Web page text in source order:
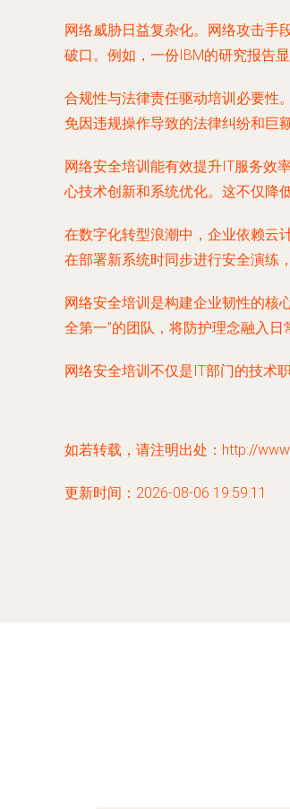
网络威胁日益复杂化。网络攻击手
破口。例如，一份IBM的研究报告
合规性与法律责任驱动培训必要性
免因违规操作导致的法律纠纷和巨
网络安全培训能有效提升IT服务效
心技术创新和系统优化。这不仅降
在数字化转型浪潮中，企业依赖云
在部署新系统时同步进行安全演练
网络安全培训是构建企业韧性的核
全第一”的团队，将防护理念融入
网络安全培训不仅是IT部门的技术
如若转载，请注明出处：http://
更新时间：2026-08-06 19:59:11